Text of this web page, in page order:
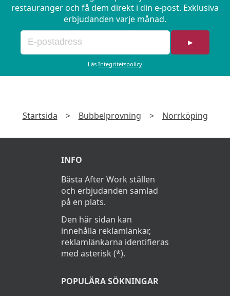
10 dec 2026:
Champagne
700Kr
Ordet Champagne andas lyx och flärd men
vad är det som gjort det till en så populär
tillverkningsmetod. Under provningen går
vi igenom champagnens olika stilar, så som
blanc de blancs, blanc de noirs och
restauranger och få dem direkt i din e-post. Exklusiva
erbjudanden varje månad.
►
Läs Integritetspolicy
Startsida > Bubbelprovning > Norrköping
INFO
Bästa After Work ställen
och erbjudanden samlad
på en plats.
Den här sidan kan
innehålla reklamlänkar,
reklamlänkarna identifieras
med asterisk (*).
POPULÄRA SÖKNINGAR